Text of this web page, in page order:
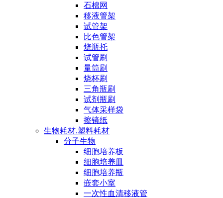
石棉网
移液管架
试管架
比色管架
烧瓶托
试管刷
量筒刷
烧杯刷
三角瓶刷
试剂瓶刷
气体采样袋
擦镜纸
生物耗材.塑料耗材
分子生物
细胞培养板
细胞培养皿
细胞培养瓶
嵌套小室
一次性血清移液管